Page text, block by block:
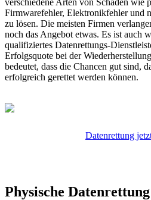
verschiedene Arten von Schäden wie
Firmwarefehler, Elektronikfehler und
zu lösen. Die meisten Firmen
noch das Angebot etwas. Es ist auch
qualifiziertes Datenrettungs-
Erfolgsquote bei der
bedeutet, dass die Chancen gut sind,
erfolgreich gerettet werden können.
Datenrettung
Physische